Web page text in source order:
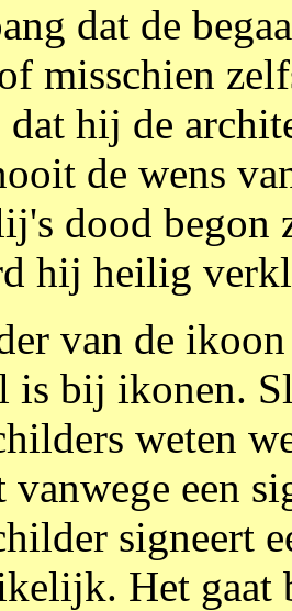
dat de
misschien
hij de
de wens
dood
hij heilig
van de
is bij ikonen.
weten
een
signeert
Het gaat